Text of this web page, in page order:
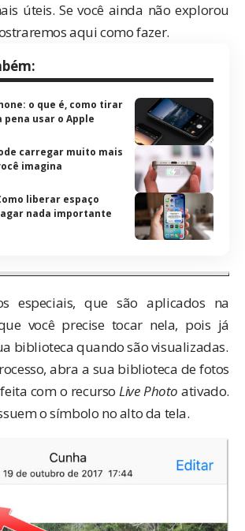
úteis. Se você ainda não explorou
aqui como fazer.
o que é, como tirar
pena usar o Apple
carregar muito mais
imagina
liberar espaço
nada importante
especiais, que são aplicados na
você precise tocar nela, pois já
biblioteca quando são visualizadas.
abra a sua biblioteca de fotos
com o recursoLive Photo ativado.
o símbolo no alto da tela.